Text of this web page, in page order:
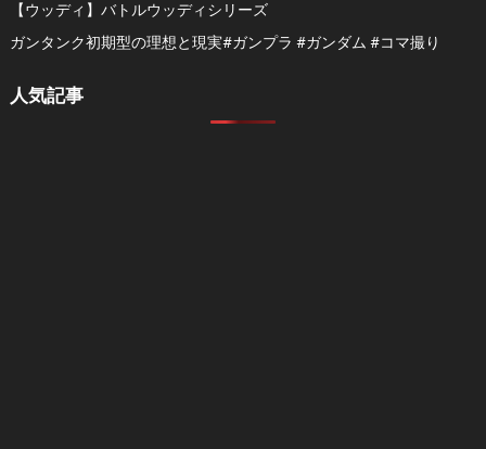
【ウッディ】バトルウッディシリーズ
ガンタンク初期型の理想と現実#ガンプラ #ガンダム #コマ撮り
人気記事